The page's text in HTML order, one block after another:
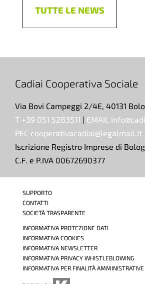
TUTTE LE NEWS
Cadiai Cooperativa Sociale
Via Bovi Campeggi 2/4E, 40131
T +39 051 5283511 | EMAIL
PEC cooperativacadiai@legalmail.it
Iscrizione Registro Imprese di
C.F. e P.IVA 00672690377
SUPPORTO
CONTATTI
SOCIETÀ TRASPARENTE
INFORMATIVA PROTEZIONE DATI
INFORMATIVA COOKIES
INFORMATIVA NEWSLETTER
INFORMATIVA PRIVACY WHISTLEBLOWING
INFORMATIVA PER FINALITÀ AMMINISTRATIVE